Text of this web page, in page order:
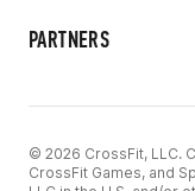
PARTNERS
© 2026 CrossFit, LLC.
CrossFit Games, and